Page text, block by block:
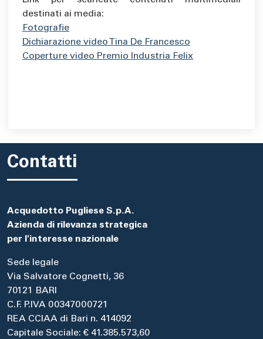
destinati ai media:
Fotografie
Dichiarazione video Tina De Francesco
Coperture video Premio Industria Felix
Contatti
Acquedotto Pugliese S.p.A.
Azienda di rilevanza strategica
per l'interesse nazionale
Sede legale
Via Salvatore Cognetti, 36
70121 BARI
C.F. P.IVA 00347000721
REA CCIAA di Bari n. 414092
Capitale Sociale: € 41.385.573,60